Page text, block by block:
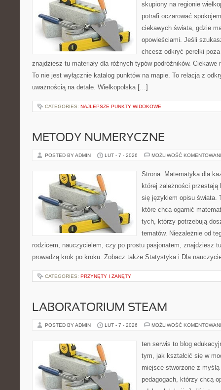
skupiony na regionie
potrafi oczarować
ciekawych świata, gdzie
opowieściami. Jeśli
chcesz odkryć perełki
znajdziesz tu materiały dla różnych typów podróżników.
To nie jest wyłącznie katalog punktów na mapie. To relacja z
uważnością na detale. Wielkopolska […]
CATEGORIES: NAJLEPSZE PUNKTY WIDOKOWE
METODY NUMERYCZNE
POSTED BY ADMIN LUT - 7 - 2026 MOŻLIWOŚĆ
Strona „Matematyka dla
której zależności
się językiem opisu świata.
które chcą ogarnić
tych, którzy potrzebują
tematów. Niezależnie od
rodzicem, nauczycielem, czy po prostu pasjonatem, znajdziesz
prowadzą krok po kroku. Zobacz także Statystyka i Dla
CATEGORIES: PRZYNĘTY I ZANĘTY
LABORATORIUM STEAM
POSTED BY ADMIN LUT - 7 - 2026 MOŻLIWOŚĆ
ten serwis to blog
tym, jak kształcić się w
miejsce stworzone z
pedagogach, którzy chcą